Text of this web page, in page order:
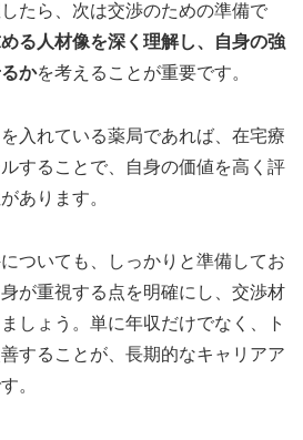
たら、次は交渉のための準備で
る人材像を深く理解し、自身の強
かを考えることが重要です。
入れている薬局であれば、在宅療
することで、自身の価値を高く評
あります。
ついても、しっかりと準備してお
が重視する点を明確にし、交渉材
しょう。単に年収だけでなく、ト
することが、長期的なキャリアア
。